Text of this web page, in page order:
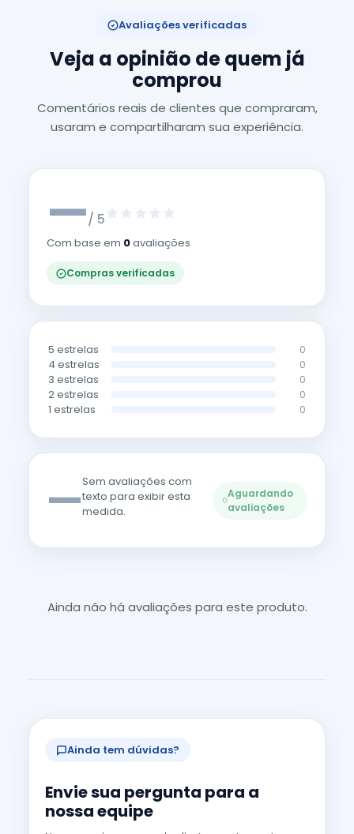
Avaliações verificadas
Veja a opinião de quem já
comprou
Comentários reais de clientes que compraram,
usaram e compartilharam sua experiência.
—/ 5
Com base em 0avaliações
Compras verificadas
5 estrelas 0
4 estrelas 0
3 estrelas 0
2 estrelas 0
1 estrelas 0
—Sem avaliações com
texto para exibir esta
medida.
Aguardando
avaliações
Ainda não há avaliações para este produto.
Ainda tem dúvidas?
Envie sua pergunta para a
nossa equipe